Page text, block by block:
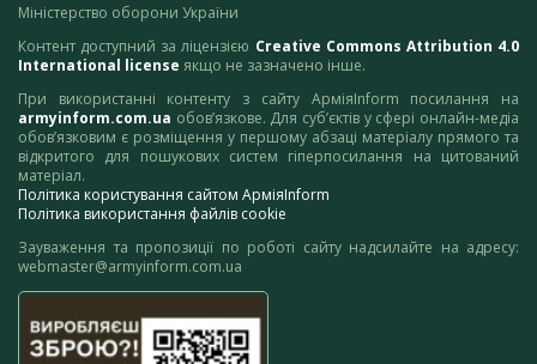
Міністерство оборони України
Контент доступний за ліцензією Creative Commons Attribution 4.0
International license якщо не зазначено інше.
При використанні контенту з сайту АрміяInform посилання на
armyinform.com.ua обов’язкове. Для суб’єктів у сфері онлайн-медіа
обов’язковим є розміщення у першому абзаці матеріалу прямого та
відкритого для пошукових систем гіперпосилання на цитований
матеріал.
Політика користування сайтом АрміяInform
Політика використання файлів cookie
Зауваження та пропозиції по роботі сайту надсилайте на адресу:
webmaster@armyinform.com.ua